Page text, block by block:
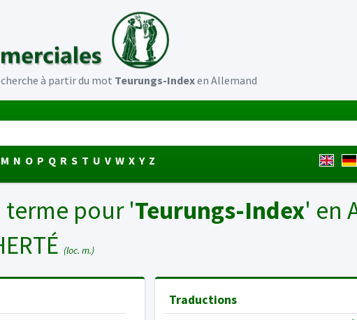
à partir du mot Teurungs-Indexen Allemand
M N O P Q R S T U V W X Y Z
pour 'Teurungs-Index' en
(loc. m.)
Traductions